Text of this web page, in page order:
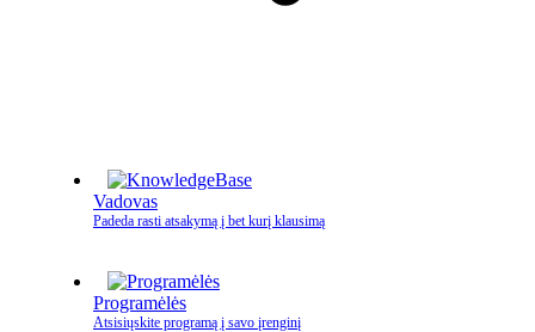
Vadovas
Padeda rasti atsakymą į bet kurį klausimą
Programėlės
Atsisiųskite programą į savo įrenginį